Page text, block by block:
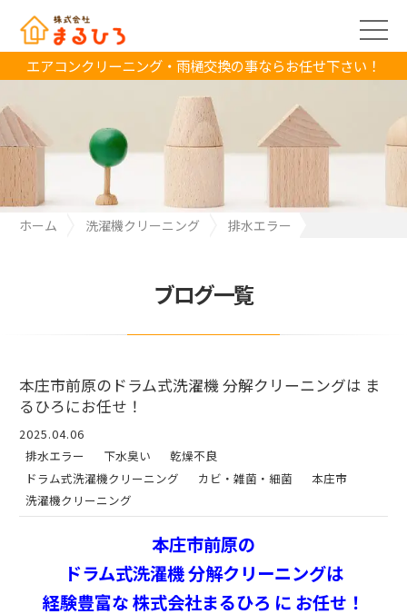
エアコンクリーニング・雨樋交換の事ならお任せ下さい！
ホーム 洗濯機クリーニング
排水エラー
ブログ一覧
本庄市前原のドラム式洗濯機 分解クリーニングは ま
るひろにお任せ！
2025.04.06
排水エラー
下水臭い
乾燥不良
ドラム式洗濯機クリーニング
カビ・雑菌・細菌
本庄市
洗濯機クリーニング
本庄市前原の
ドラム式洗濯機 分解クリーニングは
経験豊富な 株式会社まるひろ に お任せ！